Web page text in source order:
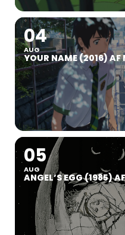
04
AUG
YOUR NAME (2016)
05
AUG
ANGEL’S EGG (1985)